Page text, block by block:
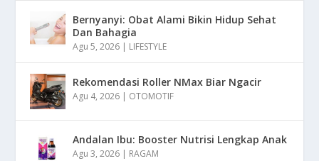
Bernyanyi: Obat Alami Bikin Hidup Sehat
Dan Bahagia
Agu 5, 2026 | LIFESTYLE
Rekomendasi Roller NMax Biar Ngacir
Agu 4, 2026 | OTOMOTIF
Andalan Ibu: Booster Nutrisi Lengkap Anak
Agu 3, 2026 | RAGAM